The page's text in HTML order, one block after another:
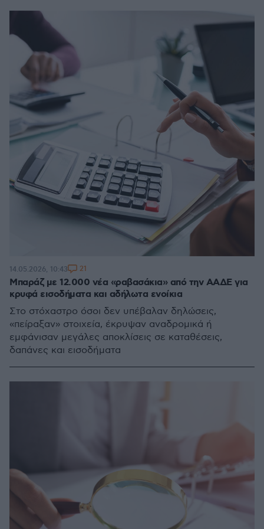
Μπαράζ με 12.000 νέα «ραβασάκια» από την ΑΑΔΕ για
κρυφά εισοδήματα και αδήλωτα ενοίκια
Στο στόχαστρο όσοι δεν υπέβαλαν δηλώσεις,
«πείραξαν» στοιχεία, έκρυψαν αναδρομικά ή
εμφάνισαν μεγάλες αποκλίσεις σε καταθέσεις,
δαπάνες και εισοδήματα
14.05.2026, 10:43 21